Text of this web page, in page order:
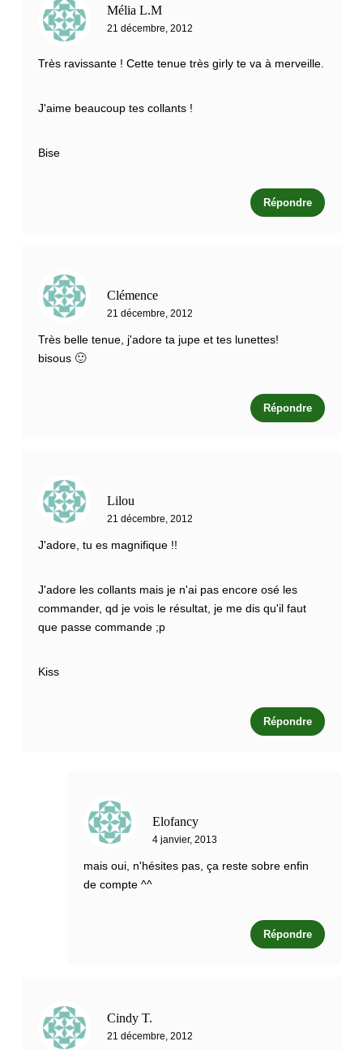
Mélia L.M
21 décembre, 2012
Très ravissante ! Cette tenue très girly te va à merveille.
J'aime beaucoup tes collants !
Bise
Répondre
Clémence
21 décembre, 2012
Très belle tenue, j'adore ta jupe et tes lunettes!
bisous 🙂
Répondre
Lilou
21 décembre, 2012
J'adore, tu es magnifique !!
J'adore les collants mais je n'ai pas encore osé les
commander, qd je vois le résultat, je me dis qu'il faut
que passe commande ;p
Kiss
Répondre
Elofancy
4 janvier, 2013
mais oui, n'hésites pas, ça reste sobre enfin
de compte ^^
Répondre
Cindy T.
21 décembre, 2012